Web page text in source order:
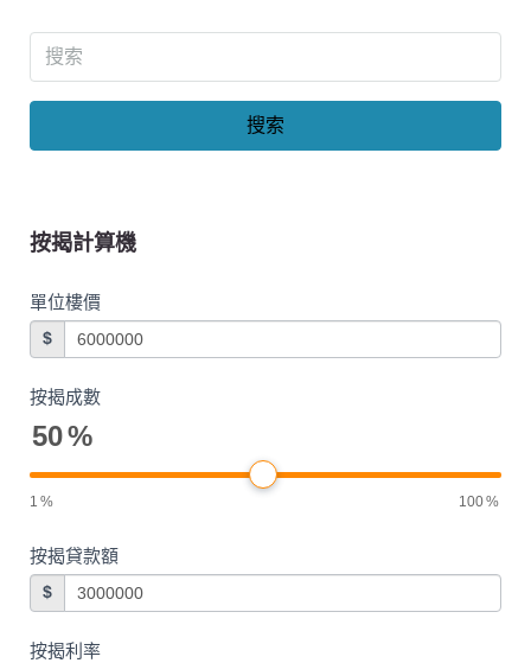
搜索
按揭計算機
單位樓價
$
按揭成數
50%
1 % 100%
按揭貸款額
$
按揭利率